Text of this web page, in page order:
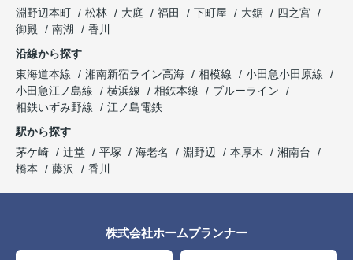
淵野辺本町
松林 大庭 福田 下町屋 大鋸
四之宮
御殿
南湖
香川
沿線から探す
東海道本線
湘南新宿ライン高海 相模線
小田急小田原線
小田急江ノ島線
横浜線 相鉄本線
ブルーライン
相鉄いずみ野線
江ノ島電鉄
駅から探す
茅ケ崎
辻堂 平塚 海老名 淵野辺 本厚木
湘南台
橋本
藤沢 香川
株式会社ホームプランナー